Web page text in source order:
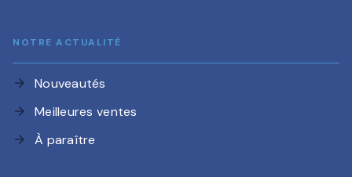
NOTRE ACTUALITÉ
arrow_forward Nouveautés
arrow_forward Meilleures ventes
arrow_forward À paraître